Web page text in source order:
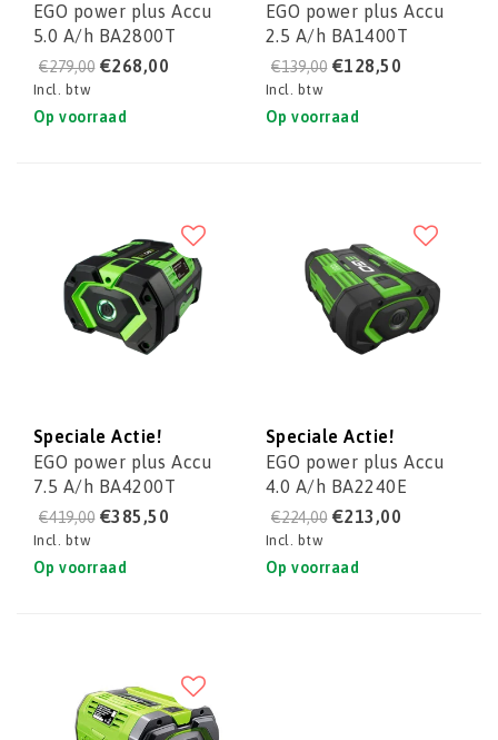
EGO power plus Accu
5.0 A/h BA2800T
€279,00 €268,00
Incl. btw
Op voorraad
EGO power plus Accu
2.5 A/h BA1400T
€139,00 €128,50
Incl. btw
Op voorraad
Speciale Actie!
EGO power plus Accu
7.5 A/h BA4200T
€419,00 €385,50
Incl. btw
Op voorraad
Speciale Actie!
EGO power plus Accu
4.0 A/h BA2240E
€224,00 €213,00
Incl. btw
Op voorraad